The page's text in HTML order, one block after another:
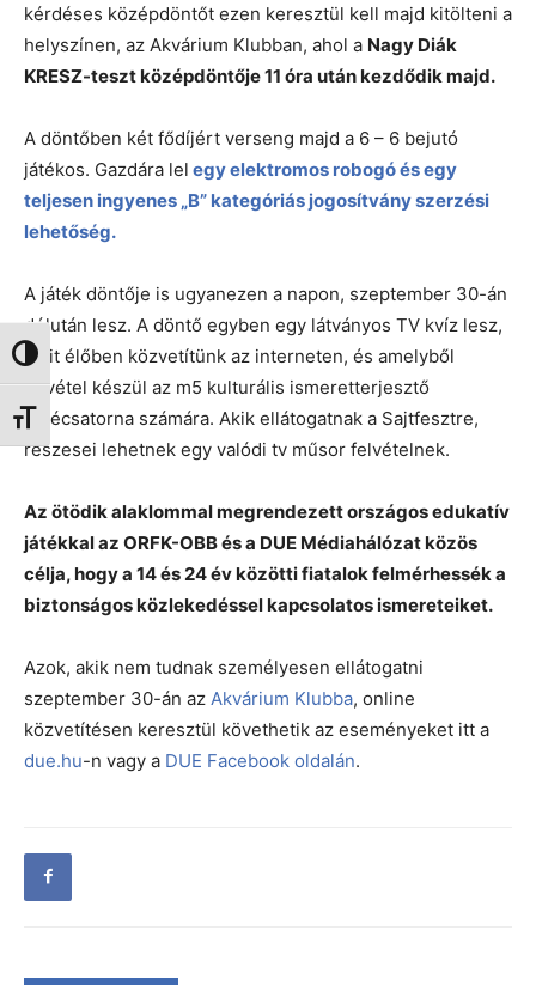
Nagy kontraszt váltása
Betűméret váltása
kérdéses középdöntőt ezen keresztül kell majd kitölteni a
helyszínen, az Akvárium Klubban, ahol a Nagy Diák
KRESZ-teszt középdöntője 11 óra után kezdődik majd.
A döntőben két fődíjért verseng majd a 6 – 6 bejutó
játékos. Gazdára lel egy elektromos robogó és egy
teljesen ingyenes „B” kategóriás jogosítvány szerzési
lehetőség.
A játék döntője is ugyanezen a napon, szeptember 30-án
délután lesz. A döntő egyben egy látványos TV kvíz lesz,
amit élőben közvetítünk az interneten, és amelyből
felvétel készül az m5 kulturális ismeretterjesztő
tévécsatorna számára. Akik ellátogatnak a Sajtfesztre,
részesei lehetnek egy valódi tv műsor felvételnek.
Az ötödik alaklommal megrendezett országos edukatív
játékkal az ORFK-OBB és a DUE Médiahálózat közös
célja, hogy a 14 és 24 év közötti fiatalok felmérhessék a
biztonságos közlekedéssel kapcsolatos ismereteiket.
Azok, akik nem tudnak személyesen ellátogatni
szeptember 30-án az Akvárium Klubba, online
közvetítésen keresztül követhetik az eseményeket itt a
due.hu-n vagy a DUE Facebook oldalán.